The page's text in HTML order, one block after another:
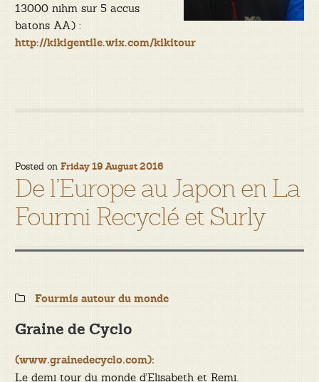
13000 nihm sur 5 accus
batons AA) :
http://kikigentile.wix.com/kikitour
Posted on Friday 19 August 2016
De l’Europe au Japon en La
Fourmi Recyclé et Surly
Categories:
Fourmis autour du monde
Graine de Cyclo
(www.grainedecyclo.com):
Le demi tour du monde d’Elisabeth et Remi.